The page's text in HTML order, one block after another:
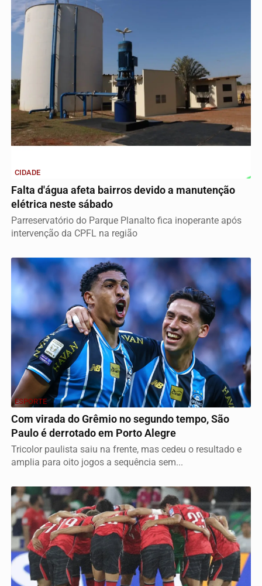
CIDADE
Falta d'água afeta bairros devido a manutenção
elétrica neste sábado
Parreservatório do Parque Planalto fica inoperante após
intervenção da CPFL na região
ESPORTE
Com virada do Grêmio no segundo tempo, São
Paulo é derrotado em Porto Alegre
Tricolor paulista saiu na frente, mas cedeu o resultado e
amplia para oito jogos a sequência sem...